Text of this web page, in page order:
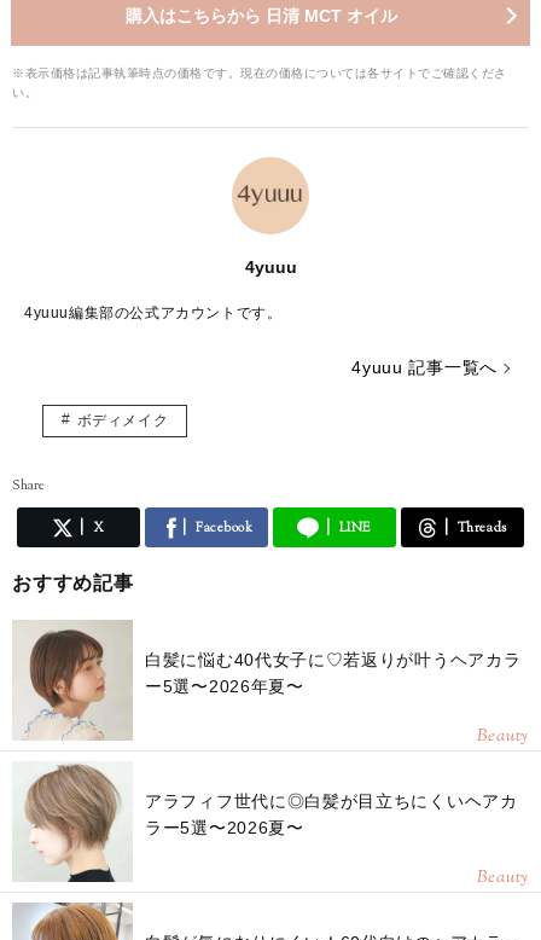
購入はこちらから 日清 MCT オイル
※表示価格は記事執筆時点の価格です。現在の価格については各サイトでご確認くださ
い。
4yuuu
4yuuu編集部の公式アカウントです。
4yuuu 記事一覧へ
ボディメイク
Share
X Facebook LINE Threads
おすすめ記事
白髪に悩む40代女子に♡若返りが叶うヘアカラ
ー5選〜2026年夏〜
Beauty
アラフィフ世代に◎白髪が目立ちにくいヘアカ
ラー5選〜2026夏〜
Beauty